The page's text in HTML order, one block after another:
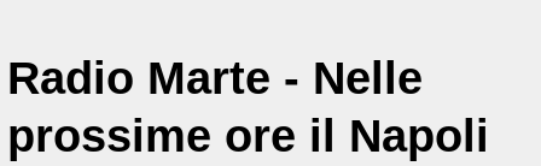
Radio Marte - Nelle
prossime ore il Napoli